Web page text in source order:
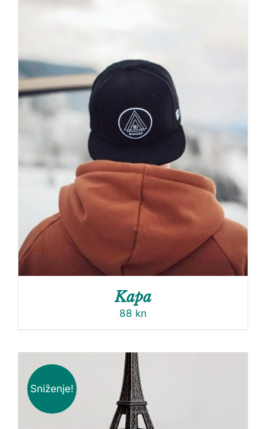
Kapa
88 kn
Sniženje!